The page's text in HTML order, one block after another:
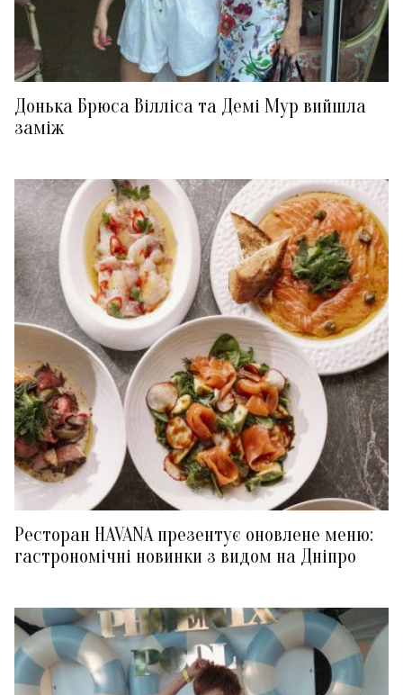
Донька Брюса Вілліса та Демі Мур вийшла
заміж
Ресторан HAVANA презентує оновлене меню:
гастрономічні новинки з видом на Дніпро